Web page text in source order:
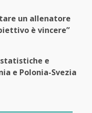
un allenatore
è vincere”
e
e Polonia-Svezia